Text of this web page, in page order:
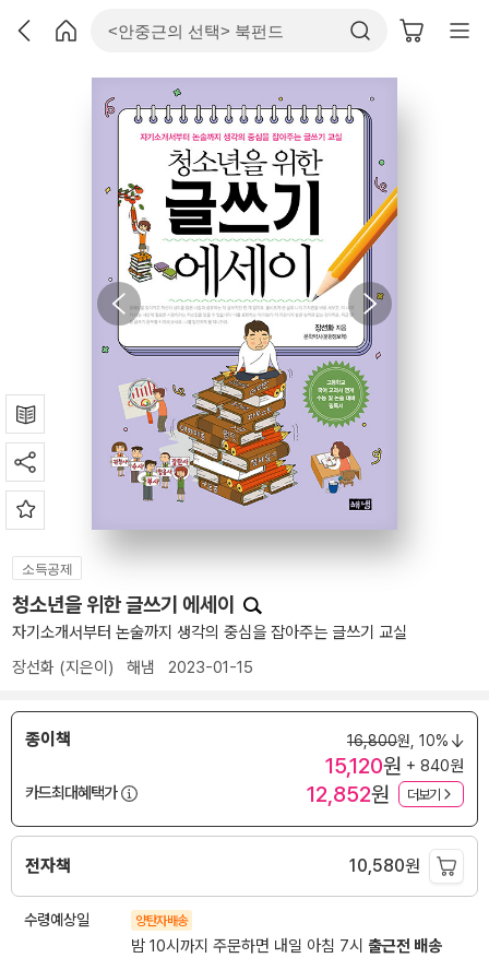
소득공제
청소년을 위한 글쓰기 에세이
자기소개서부터 논술까지 생각의 중심을 잡아주는 글쓰기 교실
장선화 (지은이) 해냄 2023-01-15
종이책 16,800원, 10%
15,120원 + 840원
카드최대혜택가
12,852원 더보기
전자책 10,580원
수령예상일 양탄자배송
밤 10시까지 주문하면 내일 아침 7시 출근전 배송